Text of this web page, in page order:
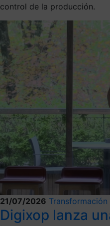
control de la producción.
21/07/2026
Digixop lanza